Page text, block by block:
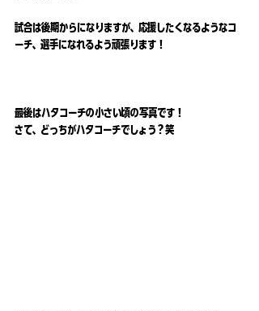
試合は後期からになりますが、応援したくなるようなコ
ーチ、選手になれるよう頑張ります！
最後はハタコーチの小さい頃の写真です！
さて、どっちがハタコーチでしょう？笑